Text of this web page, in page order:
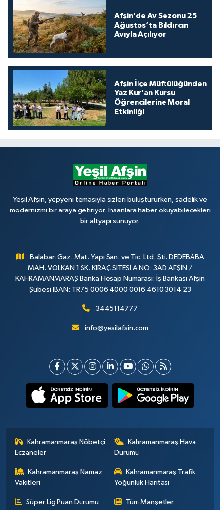
Afşin’de Av Sezonu 25
Ağustos’ta Bıldırcın
Avıyla Açılıyor
Afşin İlçe Müftülüğünden
Yaz Kur’an Kursu
Öğrencilerine Moral
Etkinliği
Yeşil Afşin, yepyeni temasıyla sizleri buluştururken, sadelik ve
modernizmi bir araya getiriyor. İnsanlara haber okuyabilecekleri
bir altyapı sunuyor.
Balaban Gaz. Mat. Yapı San. ve Tic. Ltd. Şti. DEDEBABA
MAH. VOLKAN 1 SK. KIRAÇ SİTESİ A NO: 3AD AFŞİN /
KAHRAMANMARAŞ Banka Hesap Numarası: İş Bankası Afşin
Şubesi IBAN: TR75 0006 4000 0016 4610 3014 23
3445114777
info@yesilafsin.com
Kahramanmaraş Nöbetçi
Eczaneler
Kahramanmaraş Hava
Durumu
Kahramanmaraş Namaz
Vakitleri
Kahramanmaraş Trafik
Yoğunluk Haritası
Süper Lig Puan Durumu
Tüm Manşetler